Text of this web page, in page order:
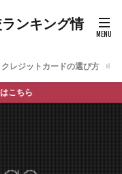
クレジットカードの選び方
ら